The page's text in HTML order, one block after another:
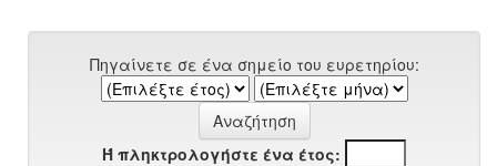
Πηγαίνετε σε ένα σημείο του ευρετηρίου:
Ή πληκτρολογήστε ένα έτος: